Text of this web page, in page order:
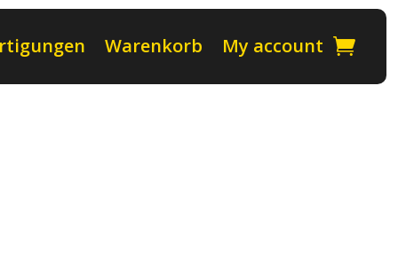
Warenkorb My account